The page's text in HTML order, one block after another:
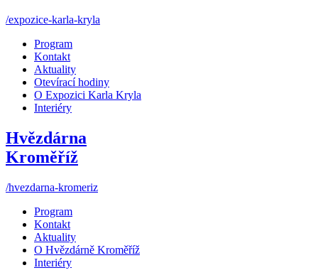
/expozice-karla-kryla
Program
Kontakt
Aktuality
Otevírací hodiny
O Expozici Karla Kryla
Interiéry
Hvězdárna
Kroměříž
/hvezdarna-kromeriz
Program
Kontakt
Aktuality
O Hvězdárně Kroměříž
Interiéry